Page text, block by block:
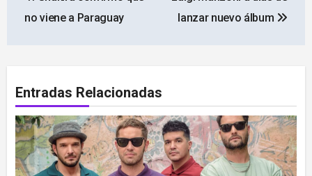
deno viene a Paraguay
lanzar nuevo álbum
Entradas Relacionadas